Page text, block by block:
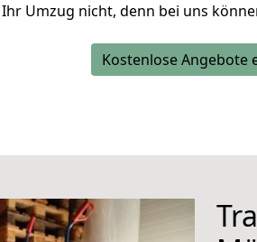
Umzug nicht, denn bei uns
Kostenlose Angebote